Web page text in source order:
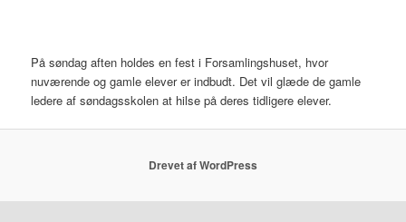
På søndag aften holdes en fest i Forsamlingshuset, hvor
nuværende og gamle elever er indbudt. Det vil glæde de gamle
ledere af søndagsskolen at hilse på deres tidligere elever.
Drevet af WordPress